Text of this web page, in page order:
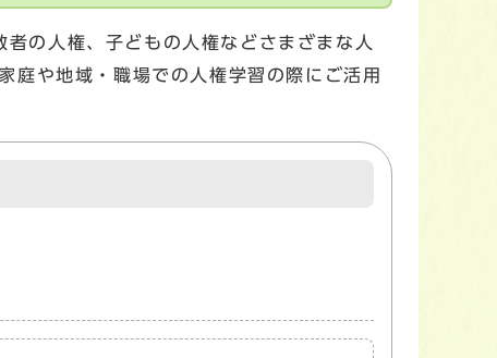
の人権、子どもの人権などさまざまな人
庭や地域・職場での人権学習の際にご活用